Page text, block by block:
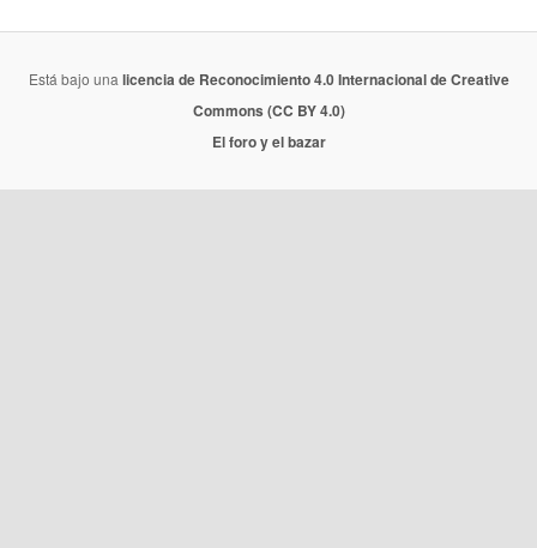
Está bajo una licencia de Reconocimiento 4.0 Internacional de Creative
Commons (CC BY 4.0)
El foro y el bazar